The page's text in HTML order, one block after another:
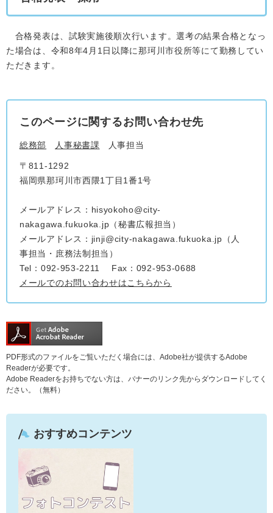
合格発表は、試験実施後順次行います。選考の結果合格となっ
た場合は、令和8年4月1日以降に那珂川市役所等にて勤務してい
ただきます。
このページに関するお問い合わせ先
総務部 人事秘書課 人事担当
〒811-1292
福岡県那珂川市西隈1丁目1番1号
メールアドレス：hisyokoho@city-
nakagawa.fukuoka.jp（秘書広報担当）
メールアドレス：jinji@city-nakagawa.fukuoka.jp（人
事担当・庶務法制担当）
Tel：092-953-2211
Fax：092-953-0688
メールでのお問い合わせはこちらから
PDF形式のファイルをご覧いただく場合には、Adobe社が提供するAdobe
Readerが必要です。
Adobe Readerをお持ちでない方は、バナーのリンク先からダウンロードしてく
ださい。（無料）
おすすめコンテンツ